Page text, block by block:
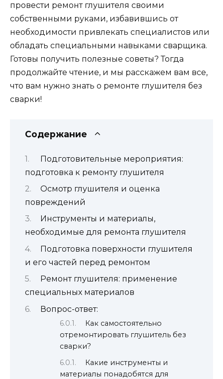
провести ремонт глушителя своими
собственными руками, избавившись от
необходимости привлекать специалистов или
обладать специальными навыками сварщика.
Готовы получить полезные советы? Тогда
продолжайте чтение, и мы расскажем вам все,
что вам нужно знать о ремонте глушителя без
сварки!
Содержание
Подготовительные мероприятия:
подготовка к ремонту глушителя
Осмотр глушителя и оценка
повреждений
Инструменты и материалы,
необходимые для ремонта глушителя
Подготовка поверхности глушителя
и его частей перед ремонтом
Ремонт глушителя: применение
специальных материалов
Вопрос-ответ:
Как самостоятельно
отремонтировать глушитель без
сварки?
Какие инструменты и
материалы понадобятся для